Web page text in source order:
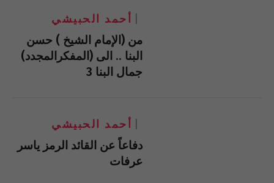
أحمد الحبيشي
من (الإمام الشيخ ) حسن
البنا .. الى (المفكرالمجدد)
جمال البنا 3
أحمد الحبيشي
دفاعاً عن القائد الرمز ياسر
عرفات